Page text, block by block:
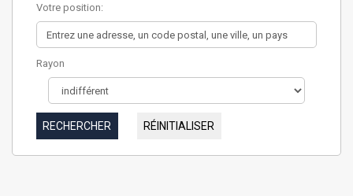
Votre position:
Rayon